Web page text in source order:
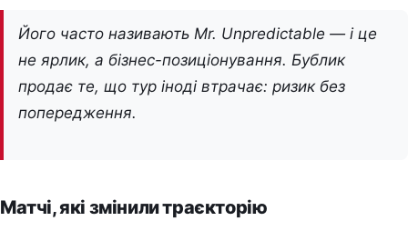
Його часто називають Mr. Unpredictable — і це
не ярлик, а бізнес-позиціонування. Бублик
продає те, що тур іноді втрачає: ризик без
попередження.
Матчі, які змінили траєкторію